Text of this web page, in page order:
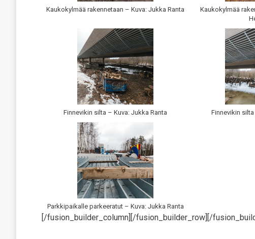
Kaukokylmää rakennetaan – Kuva: Jukka Ranta
Kaukokylmää
Finnevikin silta – Kuva: Jukka Ranta Finnevikin
Parkkipaikalle parkeeratut – Kuva: Jukka Ranta
[/fusion_builder_column][/fusion_builder_row][/